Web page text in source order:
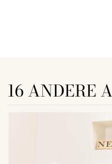
16 ANDERE